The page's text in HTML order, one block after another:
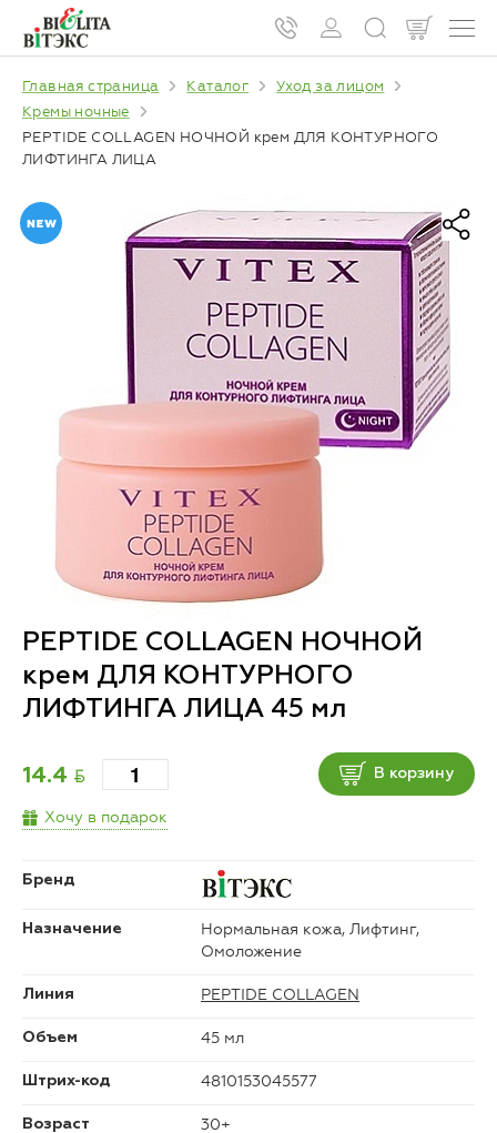
Главная страница Каталог
Уход за лицом
Кремы ночные
PEPTIDE COLLAGEN НОЧНОЙ крем ДЛЯ КОНТУРНОГО
ЛИФТИНГА ЛИЦА
PEPTIDE COLLAGEN НОЧНОЙ
крем ДЛЯ КОНТУРНОГО
ЛИФТИНГА ЛИЦА 45 мл
14.4 BYN В корзину
Хочу в подарок
Бренд
Назначение
Нормальная кожа, Лифтинг,
Омоложение
Линия PEPTIDE COLLAGEN
Объем 45 мл
Штрих-код 4810153045577
Возраст 30+